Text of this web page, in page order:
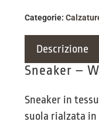
Categorie:
Descrizione
Sneaker –
Sneaker in
suola rialzata in